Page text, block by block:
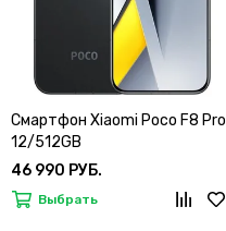
Смартфон Xiaomi Poco F8 Pro
12/512GB
46 990 РУБ.
Выбрать